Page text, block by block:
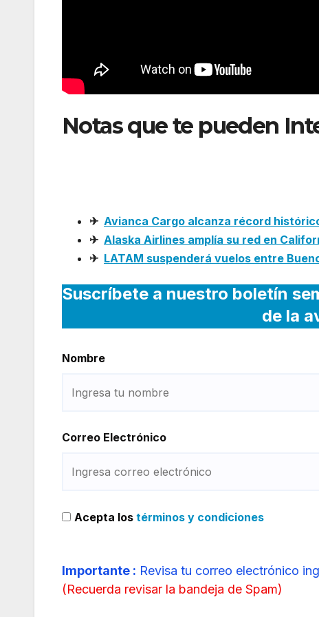
Notas que te pueden
✈ Avianca Cargo alcanza récord
✈ Alaska Airlines amplía su red en
✈ LATAM suspenderá vuelos entre
Suscríbete a nuestro boletín
de la
Nombre
Correo Electrónico
Acepta los términos y condiciones
Importante : Revisa tu correo electrónico
(Recuerda revisar la bandeja de Spam)